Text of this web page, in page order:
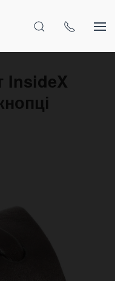
InsideX